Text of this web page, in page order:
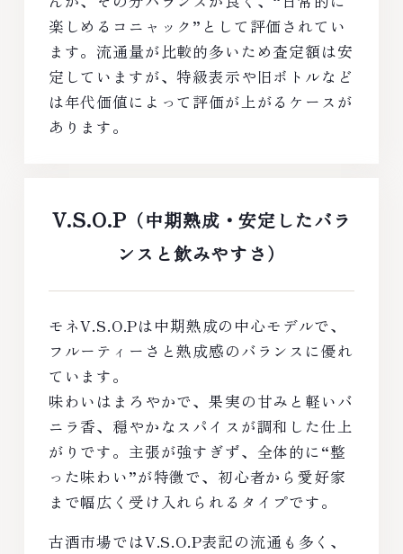
楽しめるコニャック”として評価されてい
ます。流通量が比較的多いため査定額は安
定していますが、特級表示や旧ボトルなど
は年代価値によって評価が上がるケースが
あります。
V.S.O.P （中期熟成・安定したバラ
ンスと飲みやすさ）
モネV.S.O.Pは中期熟成の中心モデルで、
フルーティーさと熟成感のバランスに優れ
ています。
味わいはまろやかで、果実の甘みと軽いバ
ニラ香、穏やかなスパイスが調和した仕上
がりです。主張が強すぎず、全体的に“整
った味わい”が特徴で、初心者から愛好家
まで幅広く受け入れられるタイプです。
古酒市場ではV.S.O.P表記の流通も多く、